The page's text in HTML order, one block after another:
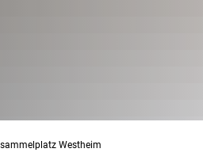
Westheim